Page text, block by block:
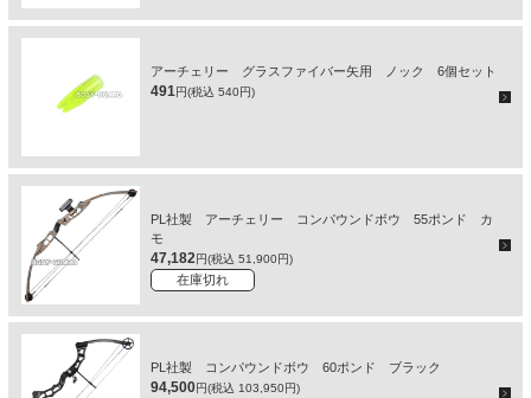
アーチェリー グラスファイバー矢用 ノック 6個セット
491円(税込 540円)
PL社製 アーチェリー コンパウンドボウ 55ポンド カ
モ
47,182円(税込 51,900円)
在庫切れ
PL社製 コンパウンドボウ 60ポンド ブラック
94,500円(税込 103,950円)